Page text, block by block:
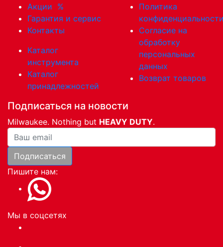
Акции %
Гарантия и сервис
Контакты
Каталог
инструмента
Каталог
принадлежностей
Политика
Согласие на
обработку
персональных
данных
Возврат товаров
Подписаться на новости
Milwaukee. Nothing but HEAVY DUTY.
Ваша почта
Подписаться
Пишите нам:
Мы в соцсетях